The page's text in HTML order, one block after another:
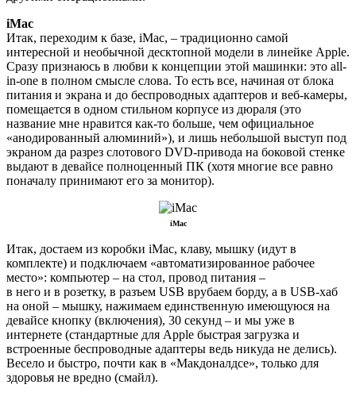
iMac
Итак, переходим к базе, iMac, – традиционно самой
интересной и необычной десктопной модели в линейке Apple.
Сразу признаюсь в любви к концепции этой машинки: это all-
in-one в полном смысле слова. То есть все, начиная от блока
питания и экрана и до беспроводных адаптеров и веб-камеры,
помещается в одном стильном корпусе из дюраля (это
название мне нравится как-то больше, чем официальное
«анодированный алюминий»), и лишь небольшой выступ под
экраном да разрез слотового DVD-привода на боковой стенке
выдают в девайсе полноценный ПК (хотя многие все равно
поначалу принимают его за монитор).
iMac
Итак, достаем из коробки iMac, клаву, мышку (идут в
комплекте) и подключаем «автоматизированное рабочее
место»: компьютер – на стол, провод питания –
в него и в розетку, в разъем USB врубаем борду, а в USB-хаб
на оной – мышку, нажимаем единственную имеющуюся на
девайсе кнопку (включения), 30 секунд – и мы уже в
интернете (стандартные для Apple быстрая загрузка и
встроенные беспроводные адаптеры ведь никуда не делись).
Весело и быстро, почти как в «Макдоналдсе», только для
здоровья не вредно (смайл).